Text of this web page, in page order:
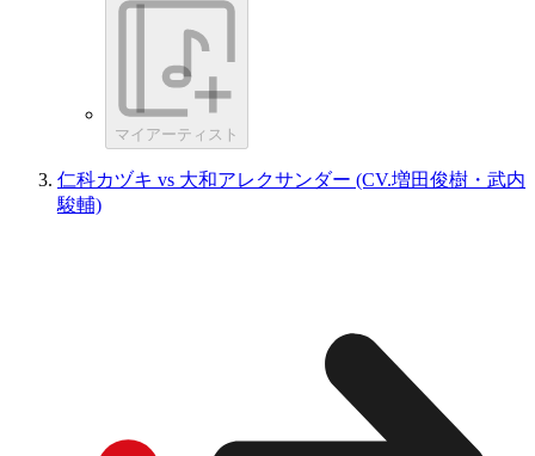
マイアーティスト
仁科カヅキ vs 大和アレクサンダー (CV.増田俊樹・武内
駿輔)